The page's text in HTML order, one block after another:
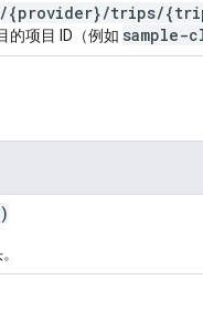
{provider}/trips/
的项目 ID（例如 sample-
)